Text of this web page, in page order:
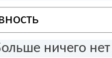
ничего нет